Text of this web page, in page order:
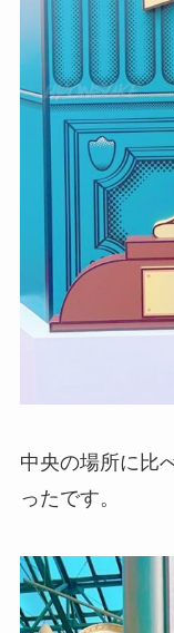
中央の場所に比
ったです。